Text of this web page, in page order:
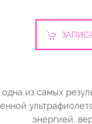
из самых
энергией,